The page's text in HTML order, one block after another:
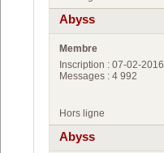
Abyss
Membre
Inscription : 07-02-2016
Messages : 4 992
Hors ligne
Abyss